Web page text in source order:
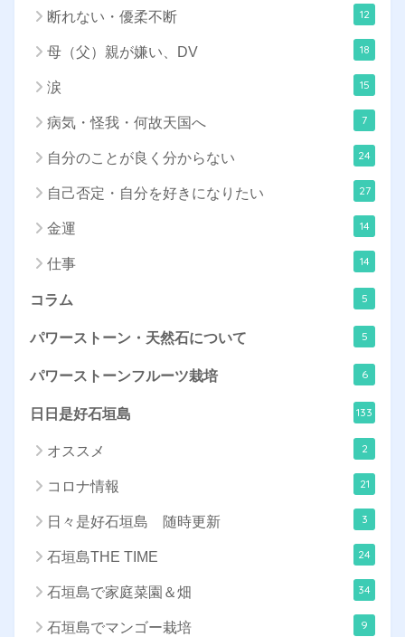
断れない・優柔不断 12
母（父）親が嫌い、DV 18
涙 15
病気・怪我・何故天国へ 7
自分のことが良く分からない 24
自己否定・自分を好きになりたい 27
金運 14
仕事 14
コラム 5
パワーストーン・天然石について 5
パワーストーンフルーツ栽培 6
日日是好石垣島 133
オススメ 2
コロナ情報 21
日々是好石垣島 随時更新 3
石垣島THE TIME 24
石垣島で家庭菜園＆畑 34
石垣島でマンゴー栽培 9